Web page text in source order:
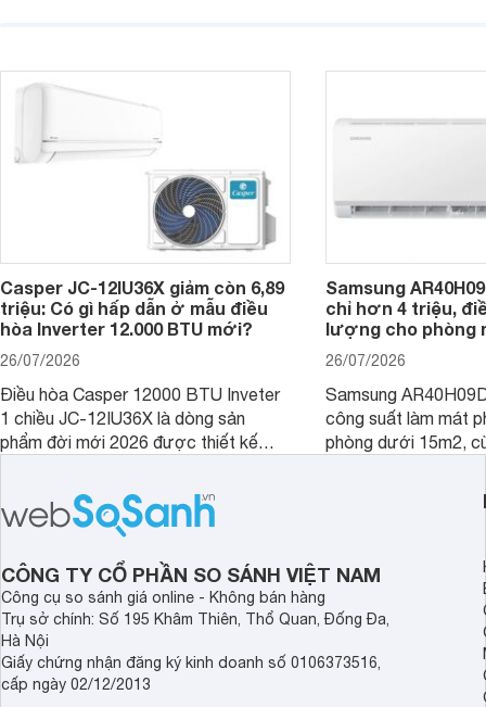
nhiều tính năng và công nghệ hiện đại.
Casper JC-12IU36X giảm còn 6,89
triệu: Có gì hấp dẫn ở mẫu điều
hòa Inverter 12.000 BTU mới?
26/07/2026
Điều hòa Casper 12000 BTU Inveter
1 chiều JC-12IU36X là dòng sản
phẩm đời mới 2026 được thiết kế
có giá bán rất hợp lý.
Samsung
chỉ hơn 4 triệu,
lượng cho phòng
26/07/2026
Samsung
công suất làm mát
phòng dưới 15m2,
CÔNG TY CỔ PHẦN SO SÁNH VIỆT NAM
Công cụ so sánh giá online - Không bán hàng
Trụ sở chính: Số 195 Khâm Thiên, Thổ Quan, Đống Đa,
Hà Nội
Giấy chứng nhận đăng ký kinh doanh số 0106373516,
cấp ngày 02/12/2013